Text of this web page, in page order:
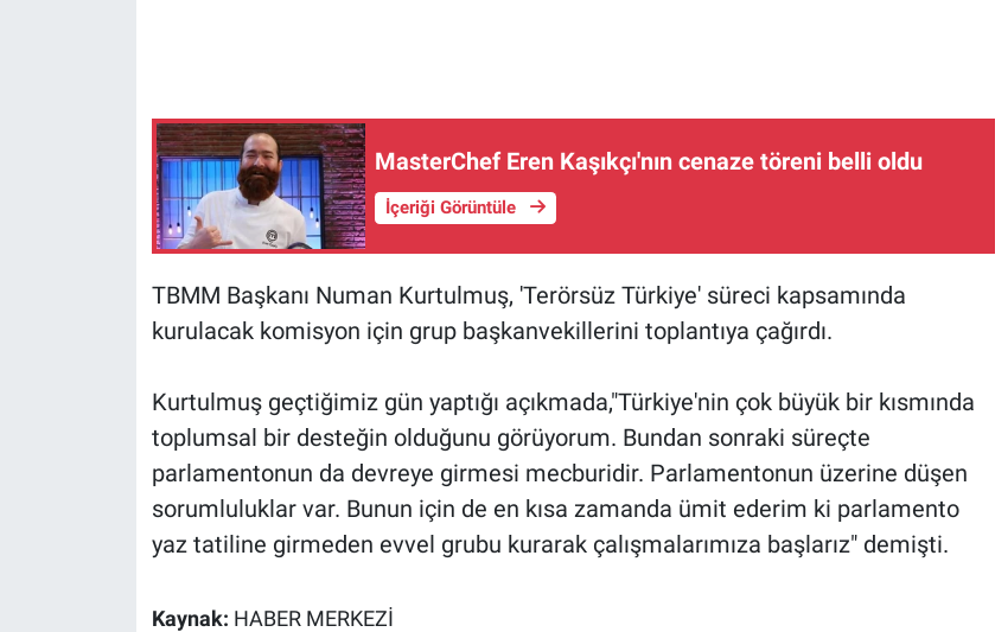
MasterChef Eren Kaşıkçı'nın cenaze töreni belli oldu
İçeriği Görüntüle
TBMM Başkanı Numan Kurtulmuş, 'Terörsüz Türkiye' süreci kapsamında
kurulacak komisyon için grup başkanvekillerini toplantıya çağırdı.
Kurtulmuş geçtiğimiz gün yaptığı açıkmada,"Türkiye'nin çok büyük bir kısmında
toplumsal bir desteğin olduğunu görüyorum. Bundan sonraki süreçte
parlamentonun da devreye girmesi mecburidir. Parlamentonun üzerine düşen
sorumluluklar var. Bunun için de en kısa zamanda ümit ederim ki parlamento
yaz tatiline girmeden evvel grubu kurarak çalışmalarımıza başlarız" demişti.
Kaynak: HABER MERKEZİ
Günün görüntüsü
Kültür Sanat
Ne demişti